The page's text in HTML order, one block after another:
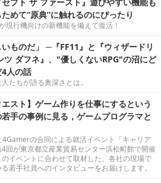
めて“原典”に触れるのにぴったり
現行機向けの新機能を備えて復活！
いものだ」 ─『FF11』と『ウィザードリ
ツ ダフネ』、"優しくないRPG"の沼にど
人の話
たちが語る奥深さとは。
エスト】ゲーム作りを仕事にするという
手の事例に見る，ゲームプログラマと
の合同による就活イベント「キャリア
回が東京都立産業貿易センター浜松町館で開催
イベントに合わせて取材した、各社の現場で
若手社員へのインタビューをお届けします。